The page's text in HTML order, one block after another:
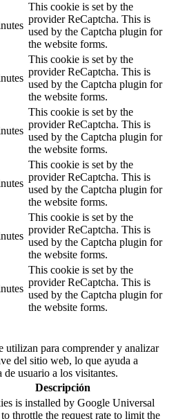
This cookie is set by the
provider ReCaptcha. This is
used by the Captcha plugin for
the website forms.
This cookie is set by the
provider ReCaptcha. This is
used by the Captcha plugin for
the website forms.
This cookie is set by the
provider ReCaptcha. This is
used by the Captcha plugin for
the website forms.
This cookie is set by the
provider ReCaptcha. This is
used by the Captcha plugin for
the website forms.
This cookie is set by the
provider ReCaptcha. This is
used by the Captcha plugin for
the website forms.
This cookie is set by the
provider ReCaptcha. This is
used by the Captcha plugin for
the website forms.
utilizan para comprender y analizar
del sitio web, lo que ayuda a
usuario a los visitantes.
Descripción
is installed by Google Universal
throttle the request rate to limit the